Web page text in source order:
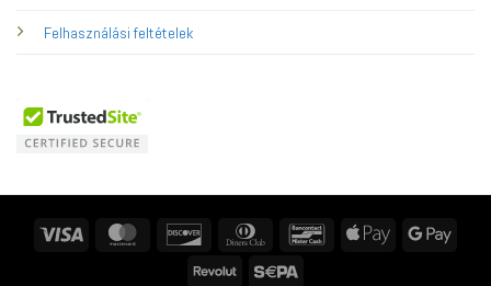
Felhasználási feltételek
MasterCard Discover
Dinners
BancontactApple
Revolut